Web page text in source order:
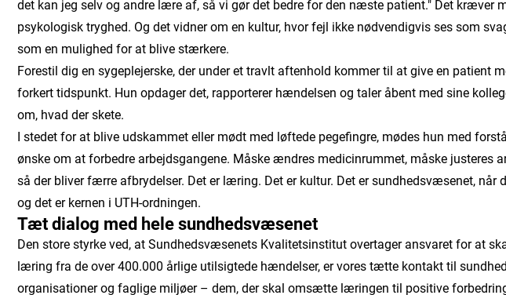
det kan jeg selv og andre lære af, så vi gør det bedre for den næste patient." Det kræver
psykologisk tryghed. Og det vidner om en kultur, hvor fejl ikke nødvendigvis ses som
som en mulighed for at blive stærkere.
Forestil dig en sygeplejerske, der under et travlt aftenhold kommer til at give en patient
forkert tidspunkt. Hun opdager det, rapporterer hændelsen og taler åbent med sine
om, hvad der skete.
I stedet for at blive udskammet eller mødt med løftede pegefingre, mødes hun med
ønske om at forbedre arbejdsgangene. Måske ændres medicinrummet, måske justeres
så der bliver færre afbrydelser. Det er læring. Det er kultur. Det er sundhedsvæsenet, når
og det er kernen i UTH-ordningen.
Tæt dialog med hele sundhedsvæsenet
Den store styrke ved, at Sundhedsvæsenets Kvalitetsinstitut overtager ansvaret for at
læring fra de over 400.000 årlige utilsigtede hændelser, er vores tætte kontakt til
organisationer og faglige miljøer – dem, der skal omsætte læringen til positive